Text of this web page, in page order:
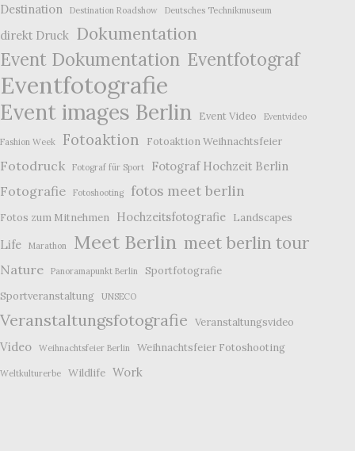
Destination Destination Roadshow Deutsches Technikmuseum
direkt Druck Dokumentation
Event Dokumentation Eventfotograf
Eventfotografie
Event images Berlin Event Video Eventvideo
Fashion Week Fotoaktion Fotoaktion Weihnachtsfeier
Fotodruck Fotograf für Sport Fotograf Hochzeit Berlin
Fotografie Fotoshooting fotos meet berlin
Fotos zum Mitnehmen Hochzeitsfotografie Landscapes
Life Marathon Meet Berlin meet berlin tour
Nature Panoramapunkt Berlin
Sportfotografie
Sportveranstaltung
UNSECO
Veranstaltungsfotografie Veranstaltungsvideo
Video Weihnachtsfeier Berlin Weihnachtsfeier Fotoshooting
Weltkulturerbe Wildlife Work